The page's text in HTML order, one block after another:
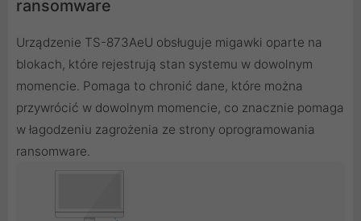
ransomware
Urządzenie TS-873AeU obsługuje migawki oparte na
blokach, które rejestrują stan systemu w dowolnym
momencie. Pomaga to chronić dane, które można
przywrócić w dowolnym momencie, co znacznie pomaga
w łagodzeniu zagrożenia ze strony oprogramowania
ransomware.